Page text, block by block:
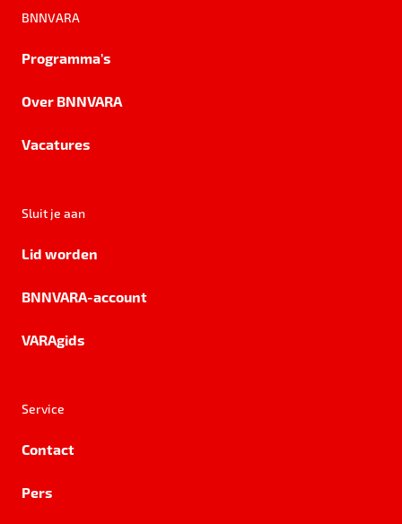
BNNVARA
Programma's
Over BNNVARA
Vacatures
Sluit je aan
Lid worden
BNNVARA-account
VARAgids
Service
Contact
Pers